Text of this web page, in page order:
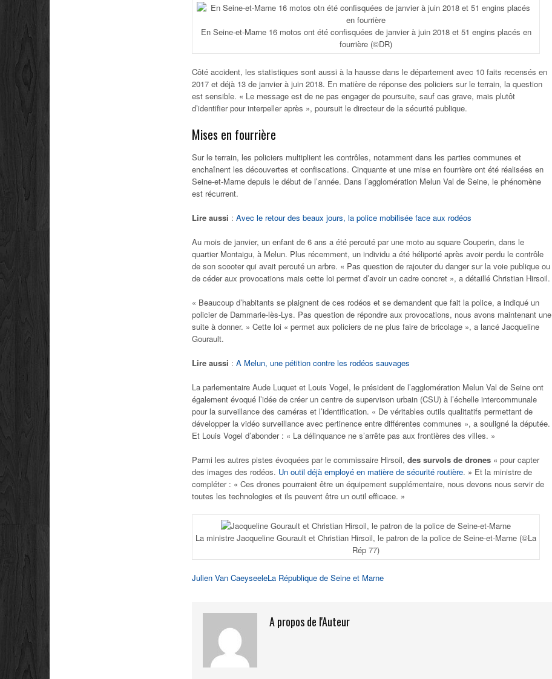
En Seine-et-Marne 16 motos ont été confisquées de janvier à juin 2018 et 51 engins placés en
fourrière (©DR)
Côté accident, les statistiques sont aussi à la hausse dans le département avec 10 faits recensés en
2017 et déjà 13 de janvier à juin 2018. En matière de réponse des policiers sur le terrain, la question
est sensible. « Le message est de ne pas engager de poursuite, sauf cas grave, mais plutôt
d’identifier pour interpeller après », poursuit le directeur de la sécurité publique.
Mises en fourrière
Sur le terrain, les policiers multiplient les contrôles, notamment dans les parties communes et
enchaînent les découvertes et confiscations. Cinquante et une mise en fourrière ont été réalisées en
Seine-et-Marne depuis le début de l’année. Dans l’agglomération Melun Val de Seine, le phénomène
est récurrent.
Lire aussi : Avec le retour des beaux jours, la police mobilisée face aux rodéos
Au mois de janvier, un enfant de 6 ans a été percuté par une moto au square Couperin, dans le
quartier Montaigu, à Melun. Plus récemment, un individu a été héliporté après avoir perdu le contrôle
de son scooter qui avait percuté un arbre. « Pas question de rajouter du danger sur la voie publique ou
de céder aux provocations mais cette loi permet d’avoir un cadre concret », a détaillé Christian Hirsoil.
« Beaucoup d’habitants se plaignent de ces rodéos et se demandent que fait la police, a indiqué un
policier de Dammarie-lès-Lys. Pas question de répondre aux provocations, nous avons maintenant une
suite à donner. » Cette loi « permet aux policiers de ne plus faire de bricolage », a lancé Jacqueline
Gourault.
Lire aussi : A Melun, une pétition contre les rodéos sauvages
La parlementaire Aude Luquet et Louis Vogel, le président de l’agglomération Melun Val de Seine ont
également évoqué l’idée de créer un centre de supervison urbain (CSU) à l’échelle intercommunale
pour la surveillance des caméras et l’identification. « De véritables outils qualitatifs permettant de
développer la vidéo surveillance avec pertinence entre différentes communes », a souligné la députée.
Et Louis Vogel d’abonder : « La délinquance ne s’arrête pas aux frontières des villes. »
Parmi les autres pistes évoquées par le commissaire Hirsoil, des survols de drones « pour capter
des images des rodéos. Un outil déjà employé en matière de sécurité routière. » Et la ministre de
compléter : « Ces drones pourraient être un équipement supplémentaire, nous devons nous servir de
toutes les technologies et ils peuvent être un outil efficace. »
La ministre Jacqueline Gourault et Christian Hirsoil, le patron de la police de Seine-et-Marne (©La
Rép 77)
Julien Van CaeyseeleLa République de Seine et Marne
A propos de l'Auteur